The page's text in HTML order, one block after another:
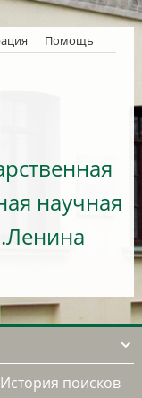
Помощь
научная
История поисков